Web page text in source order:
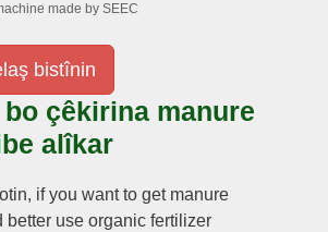
made by SEEC
bistînin
çêkirina manure
alîkar
if you want to get manure
better use organic fertilizer